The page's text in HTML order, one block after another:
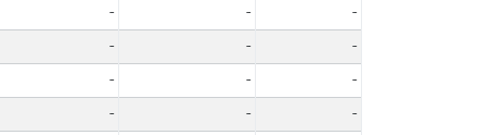
- -
-
- -
-
- -
-
- -
-